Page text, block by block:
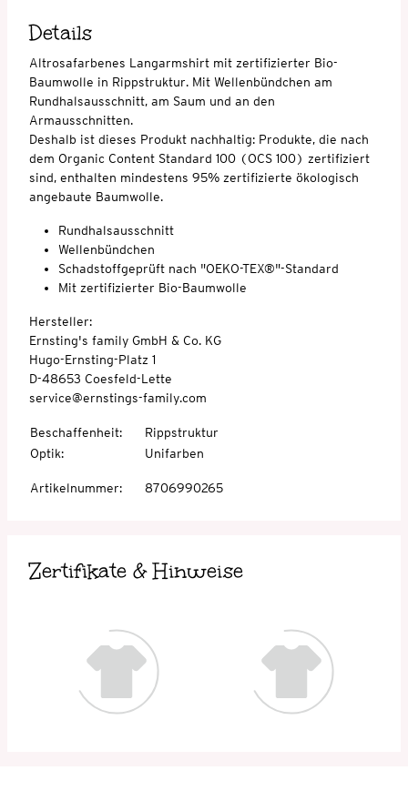
Details
Altrosafarbenes Langarmshirt mit zertifizierter Bio-
Baumwolle in Rippstruktur. Mit Wellenbündchen am
Rundhalsausschnitt, am Saum und an den
Armausschnitten.
Deshalb ist dieses Produkt nachhaltig: Produkte, die nach
dem Organic Content Standard 100 (OCS 100) zertifiziert
sind, enthalten mindestens 95% zertifizierte ökologisch
angebaute Baumwolle.
Rundhalsausschnitt
Wellenbündchen
Schadstoffgeprüft nach "OEKO-TEX®"-Standard
Mit zertifizierter Bio-Baumwolle
Hersteller:
Ernsting's family GmbH & Co. KG
Hugo-Ernsting-Platz 1
D-48653 Coesfeld-Lette
service@ernstings-family.com
Beschaffenheit:
Rippstruktur
Optik: Unifarben
Artikelnummer: 8706990265
Zertifikate & Hinweise